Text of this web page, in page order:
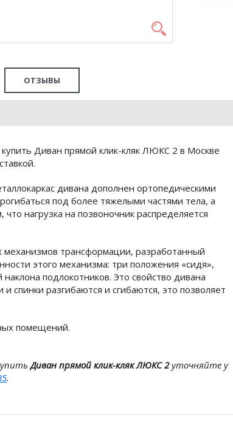
ОТЗЫВЫ
Диван прямой клик-кляк ЛЮКС 2 в Москве
дивана дополнен ортопедическими
под более тяжелыми частями тела, а
нагрузка на позвоночник распределяется
трансформации, разработанный
этого механизма: три положения «сидя»,
подлокотников. Это свойство дивана
спинки разгибаются и сгибаются, это позволяет
помещений.
Диван прямой клик-кляк ЛЮКС 2уточняйте у
.
магазинах-салонах сети!